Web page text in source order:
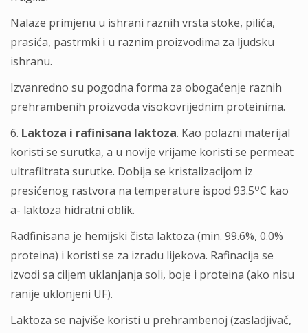
Nalaze primjenu u ishrani raznih vrsta stoke, pilića,
prasića, pastrmki i u raznim proizvodima za ljudsku
ishranu.
Izvanredno su pogodna forma za obogaćenje raznih
prehrambenih proizvoda visokovrijednim proteinima.
6. Laktoza i rafinisana laktoza. Kao polazni materijal
koristi se surutka, a u novije vrijame koristi se permeat
ultrafiltrata surutke. Dobija se kristalizacijom iz
presićenog rastvora na temperature ispod 93.5oC kao
a- laktoza hidratni oblik.
Radfinisana je hemijski čista laktoza (min. 99.6%, 0.0%
proteina) i koristi se za izradu lijekova. Rafinacija se
izvodi sa ciljem uklanjanja soli, boje i proteina (ako nisu
ranije uklonjeni UF).
Laktoza se najviše koristi u prehrambenoj (zasladjivač,